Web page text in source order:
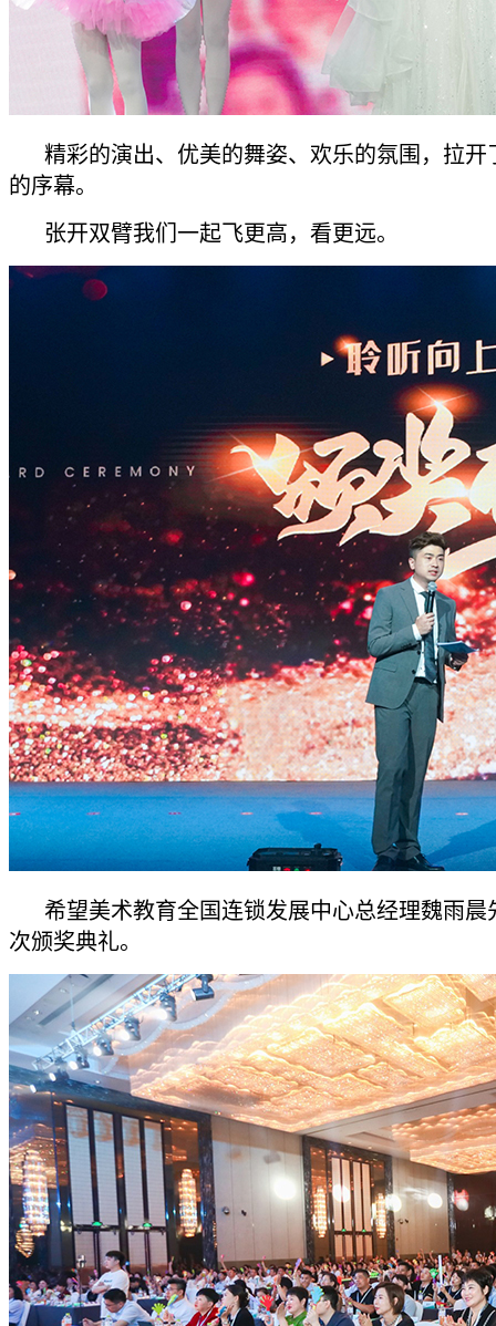
精彩的演出、优美的舞姿、欢乐的氛围，拉开
的序幕。
张开双臂我们一起飞更高，看更远。
希望美术教育全国连锁发展中心总经理魏雨晨
次颁奖典礼。